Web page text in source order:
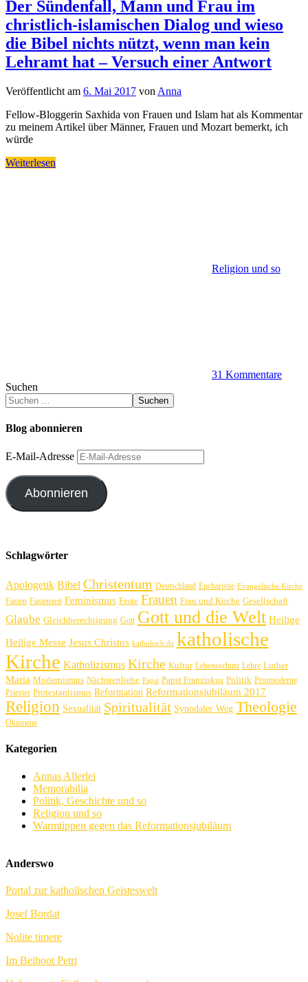
Der Sündenfall, Mann und Frau im
christlich-islamischen Dialog und wieso
die Bibel nichts nützt, wenn man kein
Lehramt hat – Versuch einer Antwort
Veröffentlicht am 6. Mai 2017 von Anna
Fellow-Bloggerin Saxhida von Frauen und Islam hat als Kommentar
zu meinem Artikel über Männer, Frauen und Mozart bemerkt, ich
würde
Weiterlesen
Religion und so
31 Kommentare
Suchen
Suchen
Blog abonnieren
E-Mail-Adresse
Abonnieren
Schlagwörter
Apologetik Bibel Christentum Deutschland Eucharistie Evangelische Kirche
Fasten Fastenzeit Feminismus Feste Frauen Frau und Kirche Gesellschaft
Glaube Gleichberechtigung Gott Gott und die Welt Heilige
Heilige Messe Jesus Christus katholisch.de katholische
Kirche Katholizismus Kirche Kultur Lebensschutz Lehre Luther
Maria Modernismus Nächstenliebe Papst Papst Franziskus Politik Postmoderne
Priester Protestantismus Reformation Reformationsjubiläum 2017
Religion Sexualität Spiritualität Synodaler Weg Theologie
Ökumene
Kategorien
Annas Allerlei
Memorabilia
Politik, Geschichte und so
Religion und so
Warmtippen gegen das Reformationsjubiläum
Anderswo
Portal zur katholischen Geisteswelt
Josef Bordat
Nolite timere
Im Beiboot Petri